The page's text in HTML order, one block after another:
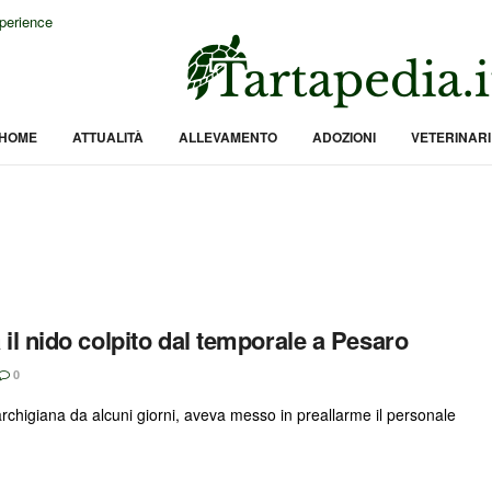
ATTUALITÀ ALLEVAMENTO ADOZIONI VETERINARI
nido colpito dal temporale a Pesaro
0
da alcuni giorni, aveva messo in preallarme il personale